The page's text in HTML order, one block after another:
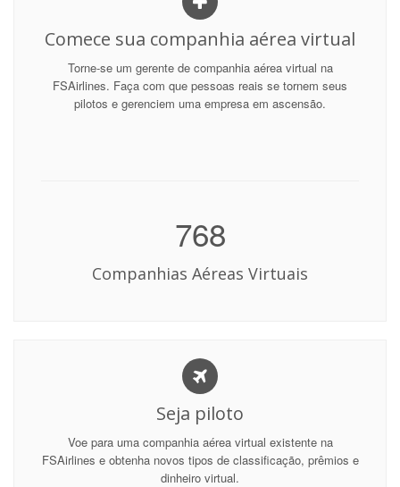
Comece sua companhia aérea virtual
Torne-se um gerente de companhia aérea virtual na
FSAirlines. Faça com que pessoas reais se tornem seus
pilotos e gerenciem uma empresa em ascensão.
768
Companhias Aéreas Virtuais
Seja piloto
Voe para uma companhia aérea virtual existente na
FSAirlines e obtenha novos tipos de classificação, prêmios e
dinheiro virtual.